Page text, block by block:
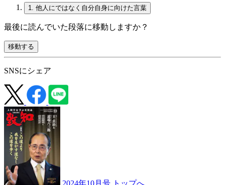
1. 他人にではなく自分自身に向けた言葉
最後に読んでいた段落に移動しますか？
移動する
SNSにシェア